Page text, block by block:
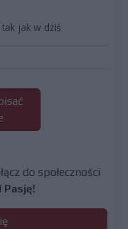
jak w dziś
do społeczności
Pasję!